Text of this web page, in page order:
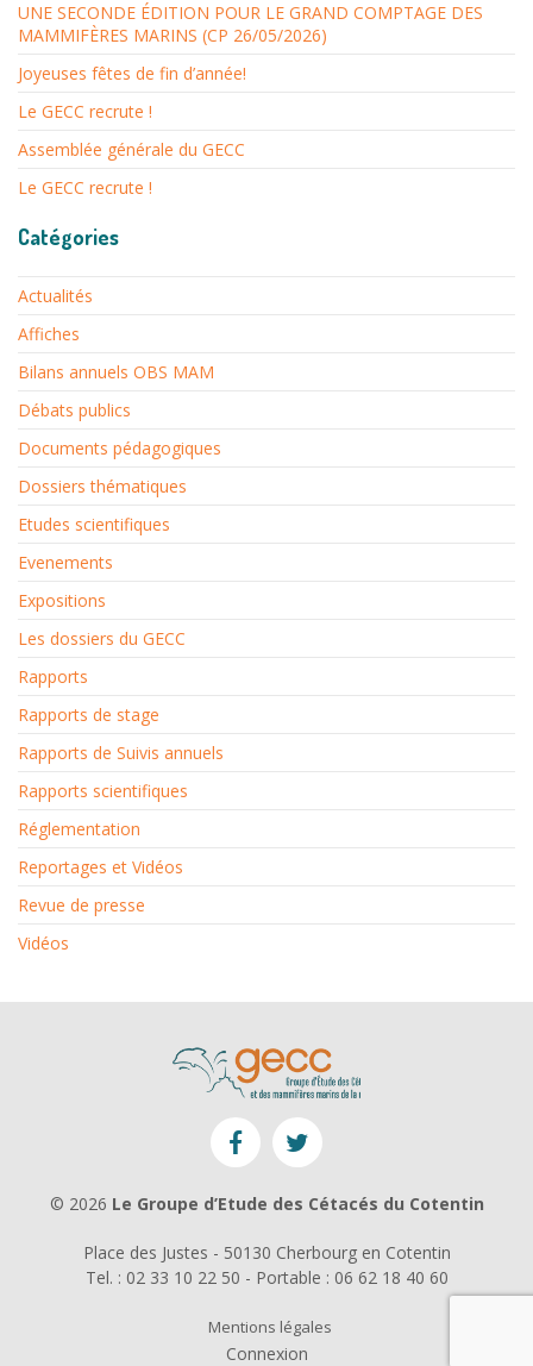
UNE SECONDE ÉDITION POUR LE GRAND COMPTAGE DES
MAMMIFÈRES MARINS (CP 26/05/2026)
Joyeuses fêtes de fin d’année!
Le GECC recrute !
Assemblée générale du GECC
Le GECC recrute !
Catégories
Actualités
Affiches
Bilans annuels OBS MAM
Débats publics
Documents pédagogiques
Dossiers thématiques
Etudes scientifiques
Evenements
Expositions
Les dossiers du GECC
Rapports
Rapports de stage
Rapports de Suivis annuels
Rapports scientifiques
Réglementation
Reportages et Vidéos
Revue de presse
Vidéos
© 2026 Le Groupe d’Etude des Cétacés du Cotentin
Place des Justes - 50130 Cherbourg en Cotentin
Tel. : 02 33 10 22 50 - Portable : 06 62 18 40 60
Mentions légales
Connexion